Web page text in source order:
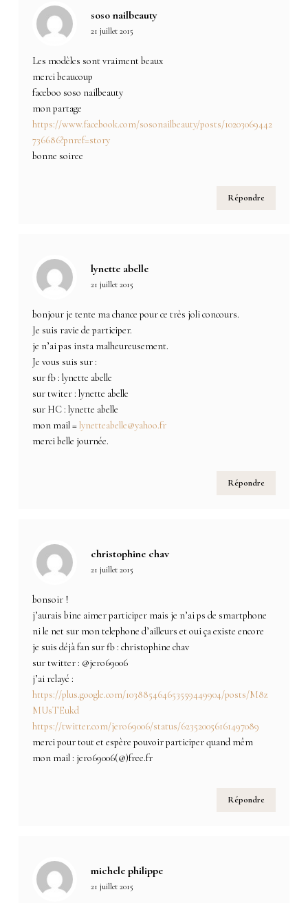
soso nailbeauty
21 juillet 2015
Les modèles sont vraiment beaux
merci beaucoup
faceboo soso nailbeauty
mon partage
https://www.facebook.com/sosonailbeauty/posts/10203069442
736686?pnref=story
bonne soiree
Répondre
lynette abelle
21 juillet 2015
bonjour je tente ma chance pour ce très joli concours.
Je suis ravie de participer.
je n’ai pas insta malheureusement.
Je vous suis sur :
sur fb : lynette abelle
sur twiter : lynette abelle
sur HC : lynette abelle
mon mail =lynetteabelle@yahoo.fr
merci belle journée.
Répondre
christophine chav
21 juillet 2015
bonsoir !
j’aurais bine aimer participer mais je n’ai ps de smartphone
ni le net sur mon telephone d’ailleurs et oui ça existe encore
je suis déjà fan sur fb : christophine chav
sur twitter : @jero69006
j’ai relayé :
https://plus.google.com/103885464653559449904/posts/M8z
MUsTEukd
https://twitter.com/jero69006/status/623520056161497089
merci pour tout et espère pouvoir participer quand mêm
mon mail : jero69006(@)free.fr
Répondre
michele philippe
21 juillet 2015